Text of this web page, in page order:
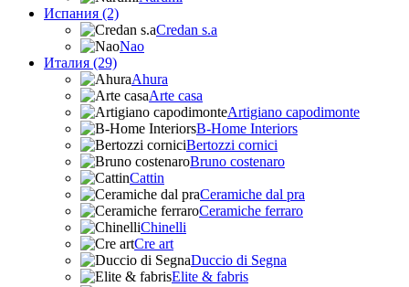
Испания (2)
Credan s.a
Nao
Италия (29)
Ahura
Arte casa
Artigiano capodimonte
B-Home Interiors
Bertozzi cornici
Bruno costenaro
Cattin
Ceramiche dal pra
Ceramiche ferraro
Chinelli
Cre art
Duccio di Segna
Elite & fabris